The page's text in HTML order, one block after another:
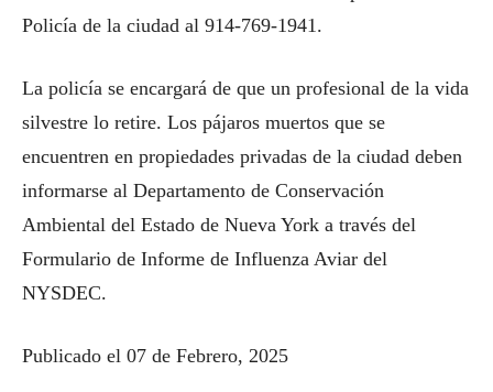
Policía de la ciudad al 914-769-1941.
La policía se encargará de que un profesional de la vida
silvestre lo retire. Los pájaros muertos que se
encuentren en propiedades privadas de la ciudad deben
informarse al Departamento de Conservación
Ambiental del Estado de Nueva York a través del
Formulario de Informe de Influenza Aviar del
NYSDEC.
Publicado el 07 de Febrero, 2025